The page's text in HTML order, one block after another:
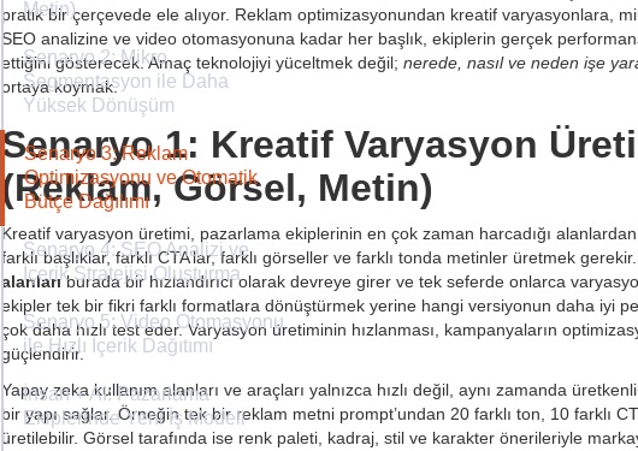
Metin)
Senaryo 2: Mikro
Segmentasyon ile Daha
Yüksek Dönüşüm
Senaryo 3: Reklam
Optimizasyonu ve Otomatik
Bütçe Dağılımı
Senaryo 4: SEO Analizi ve
İçerik Stratejisi Oluşturma
Senaryo 5: Video Otomasyonu
ile Hızlı İçerik Dağıtımı
İnsan + AI: Pazarlama
Ekiplerinde Yeni İş Modeli
pratik bir çerçevede ele alıyor. Reklam optimizasyonundan kreatif varyasyonlara,
SEO analizine ve video otomasyonuna kadar her başlık, ekiplerin gerçek
ettiğini gösterecek. Amaç teknolojiyi yüceltmek değil; nerede, nasıl ve neden işe
ortaya koymak.
Senaryo 1: Kreatif Varyasyon
(Reklam, Görsel, Metin)
Kreatif varyasyon üretimi, pazarlama ekiplerinin en çok zaman harcadığı
farklı başlıklar, farklı CTA’lar, farklı görseller ve farklı tonda metinler üretmek gerekir.
alanlarıburada bir hızlandırıcı olarak devreye girer ve tek seferde onlarca
ekipler tek bir fikri farklı formatlara dönüştürmek yerine hangi versiyonun daha iyi
çok daha hızlı test eder. Varyasyon üretiminin hızlanması, kampanyaların
güçlendirir.
Yapay zeka kullanım alanları ve araçları yalnızca hızlı değil, aynı zamanda
bir yapı sağlar. Örneğin tek bir reklam metni prompt’undan 20 farklı ton, 10 farklı
üretilebilir. Görsel tarafında ise renk paleti, kadraj, stil ve karakter önerileriyle